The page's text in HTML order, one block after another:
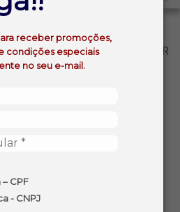
receber promoções,
condições especiais
no seu e-mail.
CPF
- CNPJ
VOLTAR